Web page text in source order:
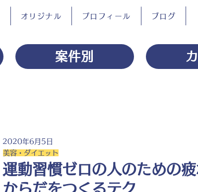
オリジナル プロフィール ブログ
案件別
2020年6月5日
美容・ダイエット
運動習慣ゼロの人のための
からだをつくるテク